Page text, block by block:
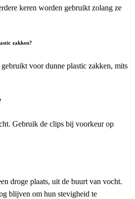
keren worden gebruikt zolang ze
zakken?
voor dunne plastic zakken, mits
Gebruik de clips bij voorkeur op
droge plaats, uit de buurt van vocht.
blijven om hun stevigheid te